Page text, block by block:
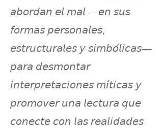
𝘢𝘣𝘰𝘳𝘥𝘢𝘯 𝘦𝘭 𝘮𝘢𝘭 —𝘦𝘯 𝘴𝘶𝘴
𝘧𝘰𝘳𝘮𝘢𝘴 𝘱𝘦𝘳𝘴𝘰𝘯𝘢𝘭𝘦𝘴,
𝘦𝘴𝘵𝘳𝘶𝘤𝘵𝘶𝘳𝘢𝘭𝘦𝘴 𝘺 𝘴𝘪𝘮𝘣𝘰́𝘭𝘪𝘤𝘢𝘴—
𝘱𝘢𝘳𝘢 𝘥𝘦𝘴𝘮𝘰𝘯𝘵𝘢𝘳
𝘪𝘯𝘵𝘦𝘳𝘱𝘳𝘦𝘵𝘢𝘤𝘪𝘰𝘯𝘦𝘴 𝘮𝘪́𝘵𝘪𝘤𝘢𝘴 𝘺
𝘱𝘳𝘰𝘮𝘰𝘷𝘦𝘳 𝘶𝘯𝘢 𝘭𝘦𝘤𝘵𝘶𝘳𝘢 𝘲𝘶𝘦
𝘤𝘰𝘯𝘦𝘤𝘵𝘦 𝘤𝘰𝘯 𝘭𝘢𝘴 𝘳𝘦𝘢𝘭𝘪𝘥𝘢𝘥𝘦𝘴